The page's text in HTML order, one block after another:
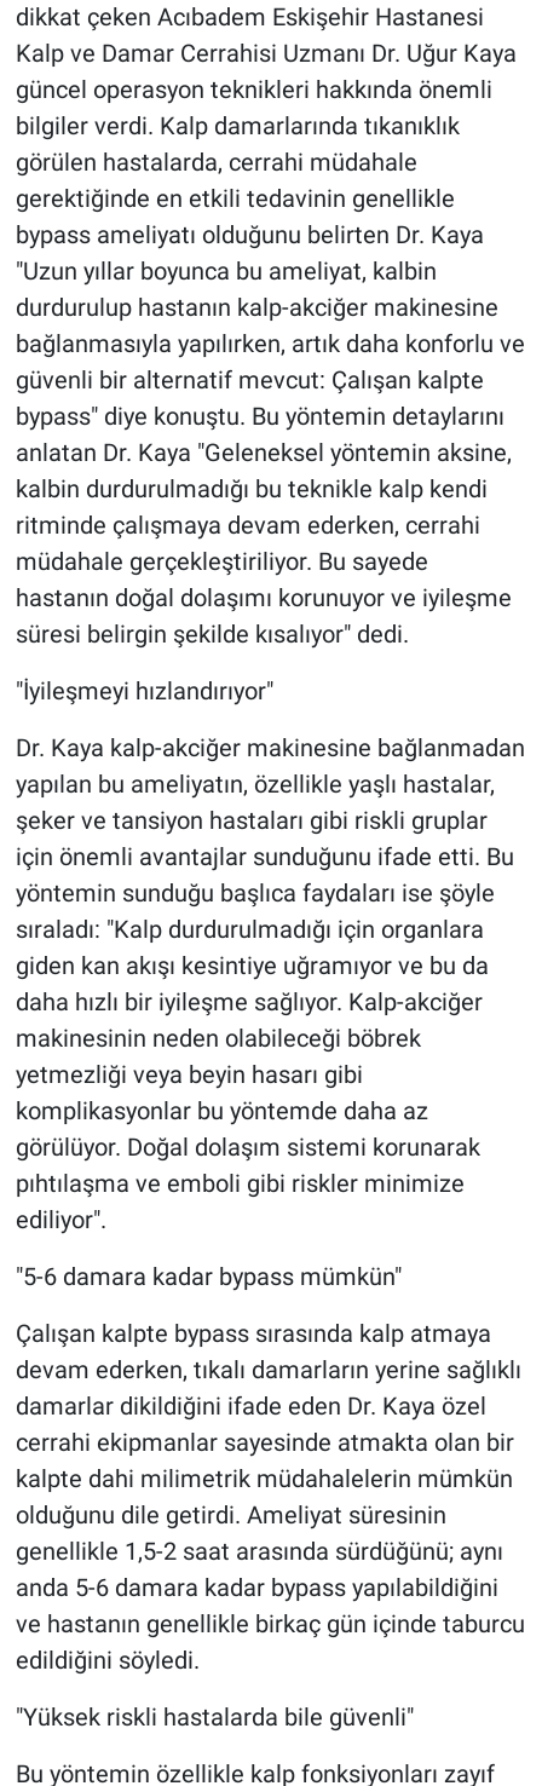
dikkat çeken Acıbadem Eskişehir Hastanesi
Kalp ve Damar Cerrahisi Uzmanı Dr. Uğur Kaya
güncel operasyon teknikleri hakkında önemli
bilgiler verdi. Kalp damarlarında tıkanıklık
görülen hastalarda, cerrahi müdahale
gerektiğinde en etkili tedavinin genellikle
bypass ameliyatı olduğunu belirten Dr. Kaya
"Uzun yıllar boyunca bu ameliyat, kalbin
durdurulup hastanın kalp-akciğer makinesine
bağlanmasıyla yapılırken, artık daha konforlu ve
güvenli bir alternatif mevcut: Çalışan kalpte
bypass" diye konuştu. Bu yöntemin detaylarını
anlatan Dr. Kaya "Geleneksel yöntemin aksine,
kalbin durdurulmadığı bu teknikle kalp kendi
ritminde çalışmaya devam ederken, cerrahi
müdahale gerçekleştiriliyor. Bu sayede
hastanın doğal dolaşımı korunuyor ve iyileşme
süresi belirgin şekilde kısalıyor" dedi.
"İyileşmeyi hızlandırıyor"
Dr. Kaya kalp-akciğer makinesine bağlanmadan
yapılan bu ameliyatın, özellikle yaşlı hastalar,
şeker ve tansiyon hastaları gibi riskli gruplar
için önemli avantajlar sunduğunu ifade etti. Bu
yöntemin sunduğu başlıca faydaları ise şöyle
sıraladı: "Kalp durdurulmadığı için organlara
giden kan akışı kesintiye uğramıyor ve bu da
daha hızlı bir iyileşme sağlıyor. Kalp-akciğer
makinesinin neden olabileceği böbrek
yetmezliği veya beyin hasarı gibi
komplikasyonlar bu yöntemde daha az
görülüyor. Doğal dolaşım sistemi korunarak
pıhtılaşma ve emboli gibi riskler minimize
ediliyor".
"5-6 damara kadar bypass mümkün"
Çalışan kalpte bypass sırasında kalp atmaya
devam ederken, tıkalı damarların yerine sağlıklı
damarlar dikildiğini ifade eden Dr. Kaya özel
cerrahi ekipmanlar sayesinde atmakta olan bir
kalpte dahi milimetrik müdahalelerin mümkün
olduğunu dile getirdi. Ameliyat süresinin
genellikle 1,5-2 saat arasında sürdüğünü; aynı
anda 5-6 damara kadar bypass yapılabildiğini
ve hastanın genellikle birkaç gün içinde taburcu
edildiğini söyledi.
"Yüksek riskli hastalarda bile güvenli"
Bu yöntemin özellikle kalp fonksiyonları zayıf